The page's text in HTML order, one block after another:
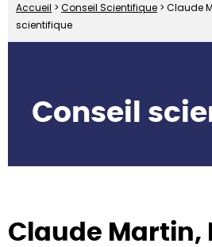
Accueil > Conseil Scientifique > Claude
scientifique
Conseil
Claude Martin,